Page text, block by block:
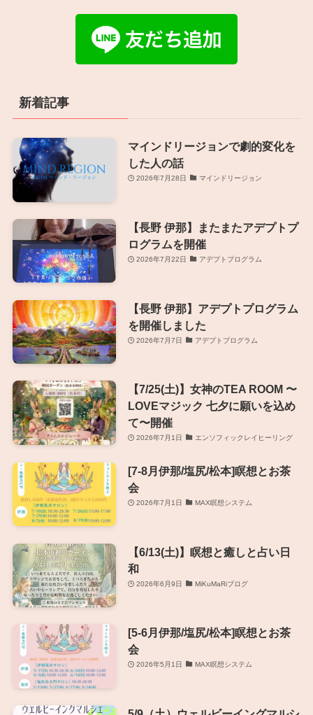
新着記事
マインドリージョンで劇的変化を
した人の話
2026年7月28日 マインドリージョン
【長野 伊那】またまたアデプトプ
ログラムを開催
2026年7月22日 アデプトプログラム
【長野 伊那】アデプトプログラム
を開催しました
2026年7月7日 アデプトプログラム
【7/25(土)】女神のTEA ROOM 〜
LOVEマジック 七夕に願いを込め
て〜開催
2026年7月1日 エンソフィックレイヒーリング
[7-8月伊那/塩尻/松本]瞑想とお茶
会
2026年7月1日 MAX瞑想システム
【6/13(土)】瞑想と癒しと占い日
和
2026年6月9日 MiKuMaRiブログ
[5-6月伊那/塩尻/松本]瞑想とお茶
会
2026年5月1日 MAX瞑想システム